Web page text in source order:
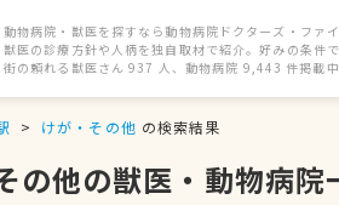
動物病院・獣医を探すなら動物病院ドクターズ・ファイ
獣医の診療方針や人柄を独自取材で紹介。好みの条件で
街の頼れる獣医さん 937 人、動物病院 9,443 件掲載
けが・その他 の検索結果
の他の獣医・動物病院